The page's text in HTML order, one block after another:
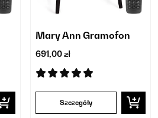
Mary Ann Gramofon
691,00 zł
Szczegóły